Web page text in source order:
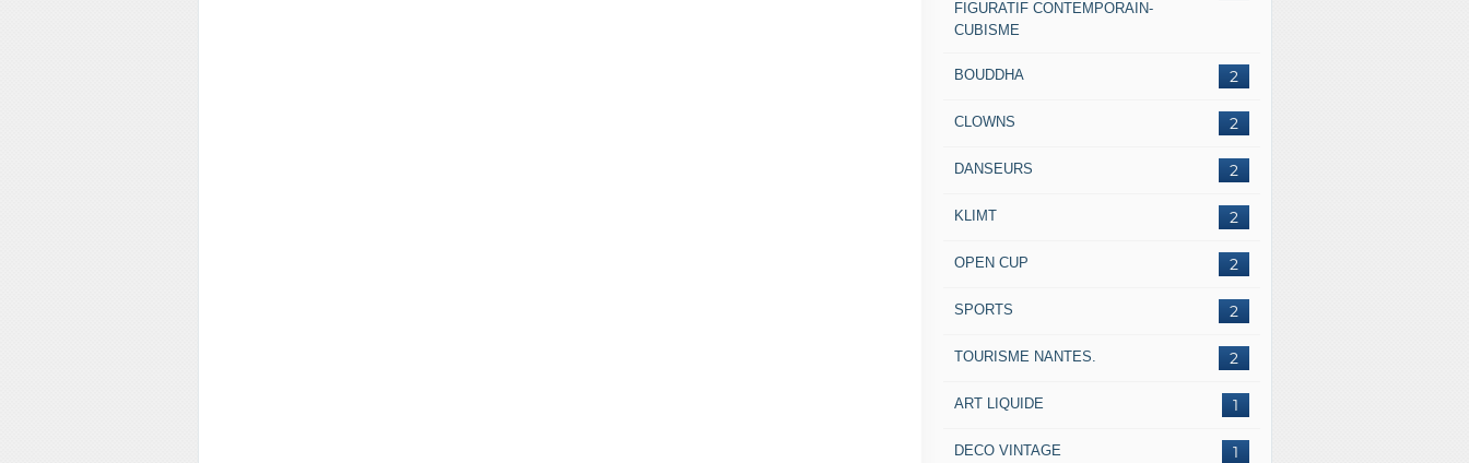
FIGURATIF CONTEMPORAIN-
CUBISME
2
BOUDDHA
2
CLOWNS
2
DANSEURS
2
KLIMT
2
OPEN CUP
2
SPORTS
2
TOURISME NANTES.
1
ART LIQUIDE
1
DECO VINTAGE